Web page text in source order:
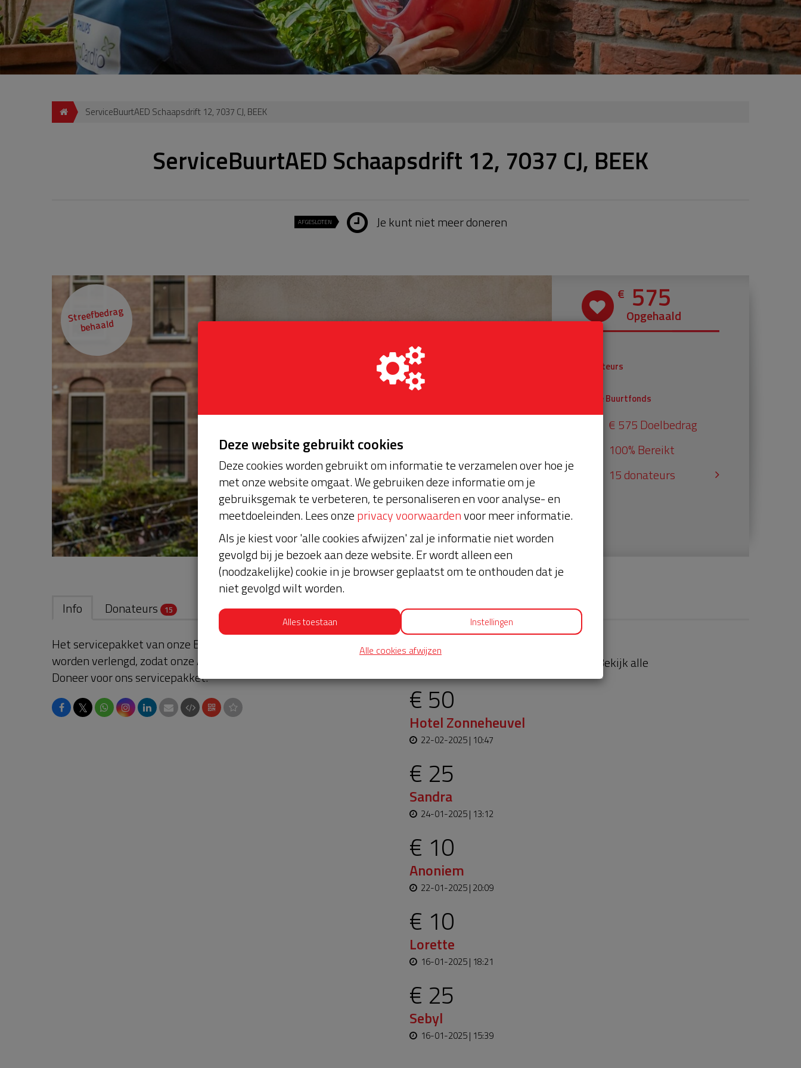
ServiceBuurtAED Schaapsdrift 12, 7037 CJ, BEEK
ServiceBuurtAED Schaapsdrift 12, 7037 CJ, BEEK
AFGESLOTEN Je kunt niet meer doneren
Streefbedrag
behaald
€ 575
Opgehaald
Donateurs
Univé Buurtfonds
€ 575 Doelbedrag
100% Bereikt
15 donateurs
Info Donateurs 15
Het servicepakket van onze BuurtAED verloopt bijna en moet
worden verlengd, zodat onze AED gebruiksklaar blijft. Help je mee?
Doneer voor ons servicepakket!
𝕏
Laatste donaties Bekijk alle
€ 50
Hotel Zonneheuvel
22-02-2025 | 10:47
€ 25
Sandra
24-01-2025 | 13:12
€ 10
Anoniem
22-01-2025 | 20:09
€ 10
Lorette
16-01-2025 | 18:21
€ 25
Sebyl
16-01-2025 | 15:39
Deze website gebruikt cookies
Deze cookies worden gebruikt om informatie te verzamelen over hoe je
met onze website omgaat. We gebruiken deze informatie om je
gebruiksgemak te verbeteren, te personaliseren en voor analyse- en
meetdoeleinden. Lees onzeprivacy voorwaardenvoor meer informatie.
Als je kiest voor 'alle cookies afwijzen' zal je informatie niet worden
gevolgd bij je bezoek aan deze website. Er wordt alleen een
(noodzakelijke) cookie in je browser geplaatst om te onthouden dat je
niet gevolgd wilt worden.
Alles toestaan Instellingen
Alle cookies afwijzen